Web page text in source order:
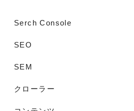
Serch Console
SEO
SEM
クローラー